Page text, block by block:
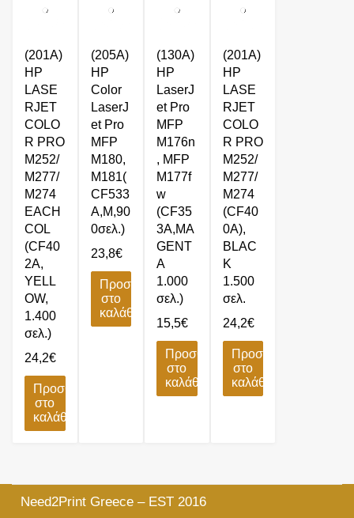
(201A)
HP
LASE
RJET
COLO
R PRO
M252/
M277/
M274
EACH
COL
(CF40
2A,
YELL
OW,
1.400
σελ.)
24,2€
Προσθήκη
στο
καλάθι
(205A)
HP
Color
LaserJ
et Pro
MFP
M180,
M181(
CF533
A,M,90
0σελ.)
23,8€
Προσθήκη
στο
καλάθι
(130A)
HP
LaserJ
et Pro
MFP
M176n
, MFP
M177f
w
(CF35
3A,MA
GENT
A
1.000
σελ.)
15,5€
Προσθήκη
στο
καλάθι
(201A)
HP
LASE
RJET
COLO
R PRO
M252/
M277/
M274
(CF40
0A),
BLΑC
K
1.500
σελ.
24,2€
Προσθήκη
στο
καλάθι
Need2Print Greece – EST 2016